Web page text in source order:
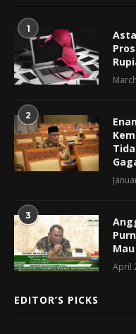
1
2
3
April
EDITOR’S PICKS